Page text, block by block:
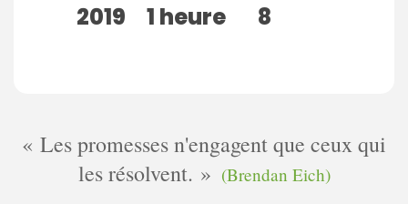
2019 1 heure 8
Les promesses n'engagent que ceux qui
les résolvent.
(Brendan Eich)